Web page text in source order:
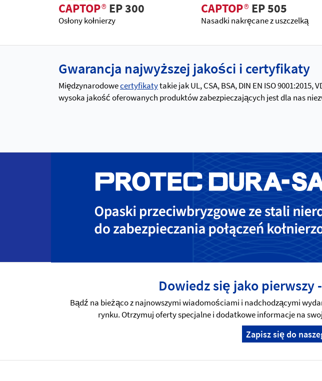
CAPTOP®EP 300
Osłony kołnierzy
CAPTOP®EP 505
Nasadki nakręcane z uszczelką
Gwarancja najwyższej jakości i certyfikaty
Międzynarodowecertyfikatytakie jak UL, CSA, BSA, DIN EN ISO 9001:2015,
wysoka jakość oferowanych produktów zabezpieczających jest dla nas
Dowiedz się jako pierwszy
Bądź na bieżąco z najnowszymi wiadomościami i nadchodzącymi
rynku. Otrzymuj oferty specjalne i dodatkowe informacje na
Zapisz się do